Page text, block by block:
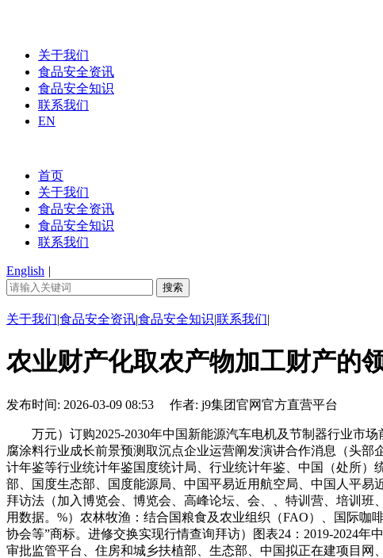
关于我们
食品安全资讯
食品安全知识
联系我们
EN
首页
关于我们
食品安全资讯
食品安全知识
联系我们
English |
关于我们|食品安全资讯|食品安全知识|联系我们|
农业财产化取农产物加工财产的
发布时间: 2026-03-09 08:53 作者: j9集团官网官方直营平台
万元）订购2025-2030年中国新能源汽车电机及节制器行业市场
腐涂料行业成长前景预测取沉点企业运营阐发演讲合作消息（头
计年鉴等行业统计年鉴国度统计局、行业统计年鉴、中国（处所
部、国度生态部、国度能源局、中国平易近用航空局、中国人平
拜访法（加入博览会、博览会、高峰论坛、会、、特训营、培训
用数据。%）农林牧渔：结合国粮食及农业组织（FAO）、国际咖
协会等”商标。进修交换实现行情查询拜访）图表24：2019-2024
审批监管平台、住房和城乡扶植部、生态部、中国拟正在建项目